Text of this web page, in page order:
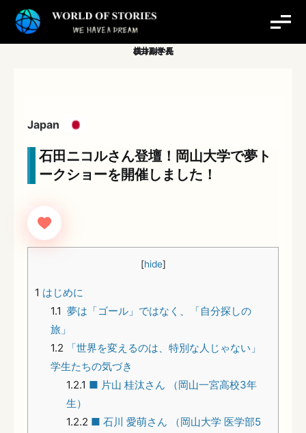
Japan
石田ニコルさん登壇！岡山大学で夢ト
ークショーを開催しました！
[hide]
1 はじめに
1.1 夢は「ゴール」ではなく、「自分探しの
旅」
1.2 「世界を変えるのは、特別な人じゃない」
学生たちの気づき
1.2.1 ■ 片山 桂汰さん （岡山一宮高校3年
生）
1.2.2 ■ 石川 愛萌さん （岡山大学 医学部5